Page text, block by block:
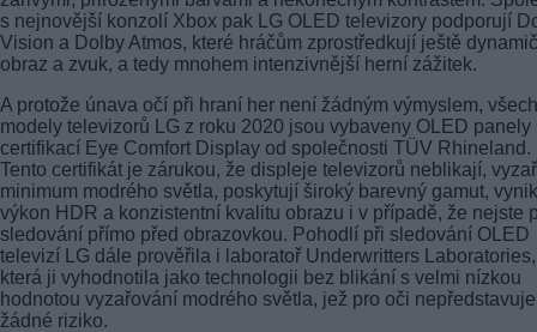
s nejnovější konzolí Xbox pak LG OLED televizory podporují
Vision a Dolby Atmos, které hráčům zprostředkují ještě
obraz a zvuk, a tedy mnohem intenzivnější herní zážitek.
A protože únava očí při hraní her není žádným výmyslem,
modely televizorů LG z roku 2020 jsou vybaveny OLED panely
certifikací Eye Comfort Display od společnosti TÜV Rhineland.
Tento certifikát je zárukou, že displeje televizorů neblikají,
minimum modrého světla, poskytují široký barevný gamut,
výkon HDR a konzistentní kvalitu obrazu i v případě, že nejste
sledování přímo před obrazovkou. Pohodlí při sledování OLED
televizí LG dále prověřila i laboratoř Underwritters Laboratories,
která ji vyhodnotila jako technologii bez blikání s velmi nízkou
hodnotou vyzařování modrého světla, jež pro oči nepředstavuje
žádné riziko.